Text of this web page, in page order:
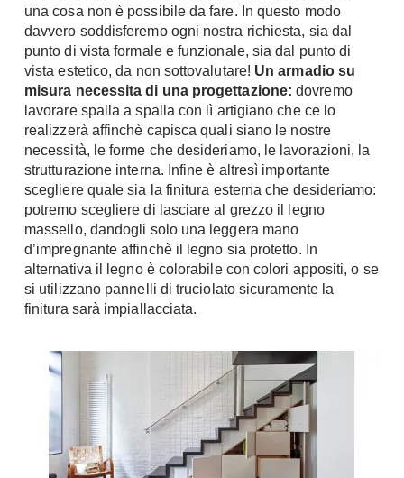
Piumini
Letti Contenitore
Letti a Scomparsa
Armadi
Armadio ante Battenti
Armadi ante
Scorrevoli
Cabine Armadio
Armadi su misura
Armadi Angolo
I consigli sugli armadi
Camerette Ragazzi
Camerette Bambini
Letti a Castello
Per Neonati
Lettini
Televisori
Hi-Fi
Home-Theatre
Console
Porte
Blindate
Porte Interne
Porte Scorrevoli
Portoni
Maniglie
Finestre Alluminio
Finestre Legno
Persiane
Scale
una cosa non è possibile da fare. In questo modo
davvero soddisferemo ogni nostra richiesta, sia dal
punto di vista formale e funzionale, sia dal punto di
vista estetico, da non sottovalutare! Un armadio su
misura necessita di una progettazione: dovremo
lavorare spalla a spalla con lì artigiano che ce lo
realizzerà affinchè capisca quali siano le nostre
necessità, le forme che desideriamo, le lavorazioni, la
strutturazione interna. Infine è altresì importante
scegliere quale sia la finitura esterna che desideriamo:
potremo scegliere di lasciare al grezzo il legno
massello, dandogli solo una leggera mano
d’impregnante affinchè il legno sia protetto. In
alternativa il legno è colorabile con colori appositi, o se
si utilizzano pannelli di truciolato sicuramente la
finitura sarà impiallacciata.